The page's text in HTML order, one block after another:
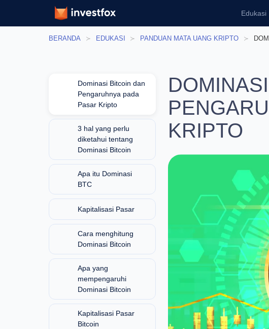
BERANDA EDUKASI PANDUAN MATA UANG KRIPTO
Dominasi Bitcoin
dan Pengaruhnya
pada Pasar Kripto
3 hal yang perlu
diketahui tentang
Dominasi Bitcoin
Apa itu Dominasi
BTC
Kapitalisasi Pasar
Cara menghitung
Dominasi Bitcoin
Apa yang
mempengaruhi
Dominasi Bitcoin
Kapitalisasi Pasar
Bitcoin
KRIPTO